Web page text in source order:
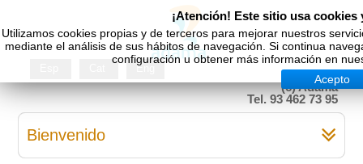
Eng
(c) Adama
Tel. 93 462 73 95
¡Atención! Este sitio usa
Utilizamos cookies propias y de terceros para mejorar nuestros
mediante el análisis de sus hábitos de navegación. Si continua
configuración u obtener más información en
Acepto
Bienvenido